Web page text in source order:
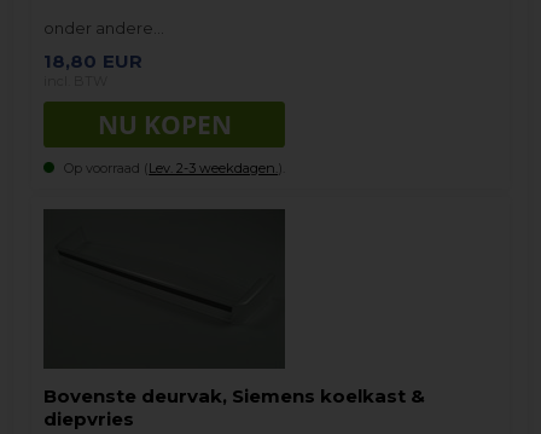
onder andere…
18,80 EUR
Op voorraad (Lev. 2-3 weekdagen. ).
Bovenste deurvak, Siemens koelkast &
diepvries